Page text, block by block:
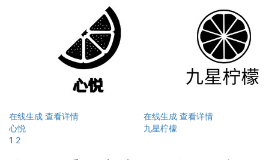
在线生成 查看详情
心悦
在线生成 查看详情
九星柠檬
1 2